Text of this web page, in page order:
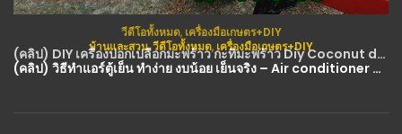
บ้านและสวน,วีดีโอทั้งหมด, เครื่องมือเกษตร+DIY
(คลิป) วิธีทำแอร์ตู้เย็น ทำง่าย งบน้อย เย็นจริง – Air conditioner made from refrigerator : วีดีโอ เกษตร